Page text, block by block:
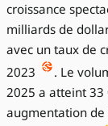
croissance
milliards de
avec un taux de
2023
. Le
2025 a atteint 33
augmentation